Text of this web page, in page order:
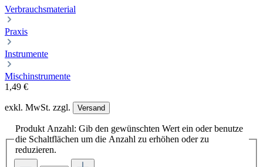
Verbrauchsmaterial
Praxis
Instrumente
Mischinstrumente
1,49 €
exkl. MwSt. zzgl. Versand
Produkt Anzahl: Gib den gewünschten Wert ein oder benutze
die Schaltflächen um die Anzahl zu erhöhen oder zu
reduzieren.